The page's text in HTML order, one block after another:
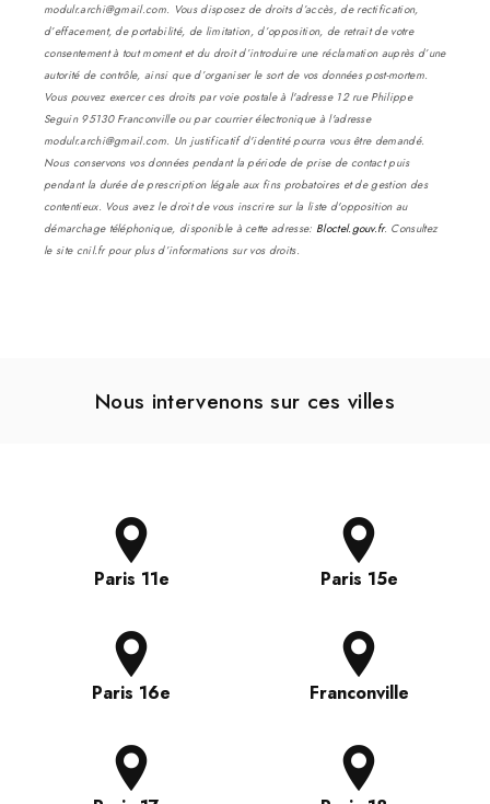
modulr.archi@gmail.com. Vous disposez de droits d’accès, de rectification,
d’effacement, de portabilité, de limitation, d’opposition, de retrait de votre
consentement à tout moment et du droit d’introduire une réclamation auprès d’une
autorité de contrôle, ainsi que d’organiser le sort de vos données post-mortem.
Vous pouvez exercer ces droits par voie postale à l'adresse 12 rue Philippe
Seguin 95130 Franconville ou par courrier électronique à l'adresse
modulr.archi@gmail.com. Un justificatif d'identité pourra vous être demandé.
Nous conservons vos données pendant la période de prise de contact puis
pendant la durée de prescription légale aux fins probatoires et de gestion des
contentieux. Vous avez le droit de vous inscrire sur la liste d'opposition au
démarchage téléphonique, disponible à cette adresse: Bloctel.gouv.fr. Consultez
le site cnil.fr pour plus d’informations sur vos droits.
Nous intervenons sur ces villes
Paris 11e Paris 15e
Paris 16e Franconville